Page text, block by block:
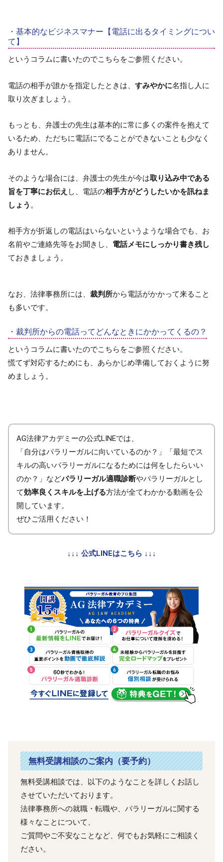
・基本的なビジネスマナー【電話に出るタイミングについ
て】
というコラムに書いたのでこちらをご参照ください。
電話の相手が誰かを指定したときは、 すみやかに名指し人に
取り次ぎましょう。
もっとも、弁護士の先生は基本的に常に多くの案件を抱えて
いるため、ただちに電話にでることができないことも少なく
ありません。
そのような場合には、弁護士の先生が今は取り込み中である
旨を丁寧にお伝え し、電話の相手方がどうしたいかを訊ねま
しょう 。
相手方が折返しの電話はいらないというような場合でも、お
名前やご連絡先等をお聞きし、 電話メモにしっかり書き残し
ておきましょう。
なお、法律事務所には、 裁判所から電話がかかって来ること
も多いです。
・裁判所からの電話ってどんなときにかかってくるの？
というコラムに書いたのでこちらをご参照ください。
慌てず対応するためにも、あらかじめ準備しておくように努
めましょう。
AG法律アカデミーの公式LINEでは、
「自分はパラリーガルに向いているのか？」「最短でス
キルの高いパラリーガルになるためには何をしたらいい
のか？」などパラリーガル適職診断やパラリーガルとし
て効率良くスキルを上げる方法が全てわかかる動画を公
開しています。
ぜひご活用ください！
↓↓↓ 公式LINEはこちら ↓↓↓
無料受講相談のご案内（要予約）
無料受講相談では、以下のようなことを詳しくお話し
させていただいております。
法律事務所への就職・転職や、パラリーガルに関する
様々なことについて、
ご質問やご不安なことなど、何でもお気軽にご相談く
ださい。